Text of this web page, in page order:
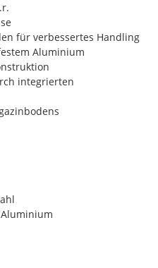
für verbessertes Handling
Aluminium
integrierten
Aluminium